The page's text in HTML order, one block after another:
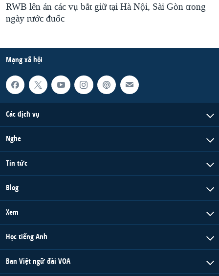
RWB lên án các vụ bắt giữ tại Hà Nội, Sài Gòn trong
ngày rước đuốc
Mạng xã hội
Các dịch vụ
Nghe
Tin tức
Blog
Xem
Học tiếng Anh
Ban Việt ngữ đài VOA